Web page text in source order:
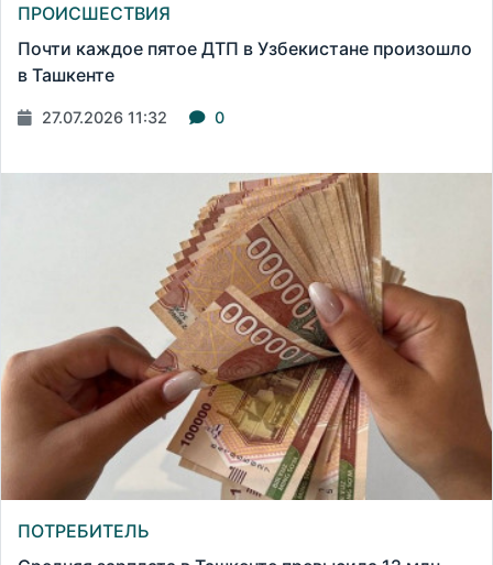
ПРОИСШЕСТВИЯ
Почти каждое пятое ДТП в Узбекистане произошло
в Ташкенте
27.07.2026 11:32 0
ПОТРЕБИТЕЛЬ